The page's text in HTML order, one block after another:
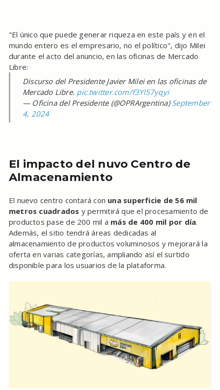
"El único que puede generar riqueza en este país y en el
mundo entero es el empresario, no el político", dijo Milei
durante el acto del anuncio, en las oficinas de Mercado
Libre:
Discurso del Presidente Javier Milei en las oficinas de
Mercado Libre. pic.twitter.com/f3Yl57yqyi
— Oficina del Presidente (@OPRArgentina)September
4, 2024
El impacto del nuvo Centro de
Almacenamiento
El nuevo centro contará con una superficie de 56 mil
metros cuadrados y permitirá que el procesamiento de
productos pase de 200 mil a más de 400 mil por día.
Además, el sitio tendrá áreas dedicadas al
almacenamiento de productos voluminosos y mejorará la
oferta en varias categorías, ampliando así el surtido
disponible para los usuarios de la plataforma.